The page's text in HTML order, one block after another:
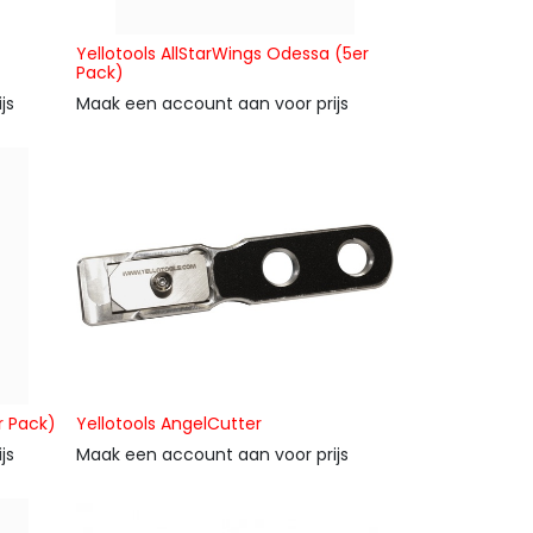
Yellotools AllStarWings Odessa (5er
Pack)
Maak een account aan voor prijs
Pack)
Yellotools AngelCutter
Maak een account aan voor prijs